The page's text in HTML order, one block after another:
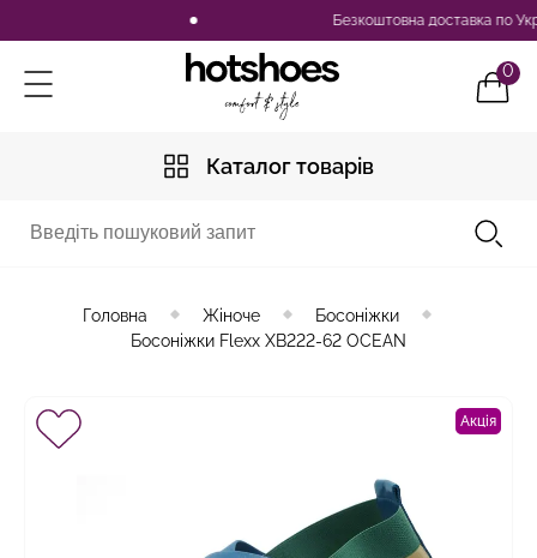
Безкоштовна доставка по
0
Каталог товарів
Головна Жіноче
Босоніжки
Босоніжки Flexx XB222-62 OCEAN
Акція